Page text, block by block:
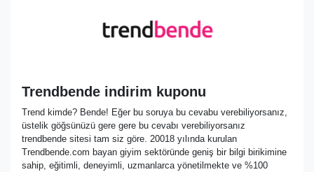
Trendbende indirim kuponu
Trend kimde? Bende! Eğer bu soruya bu cevabu verebiliyorsanız,
üstelik göğsünüzü gere gere bu cevabı verebiliyorsanız
trendbende sitesi tam siz göre. 20018 yılında kurulan
Trendbende.com bayan giyim sektöründe geniş bir bilgi birikimine
sahip, eğitimli, deneyimli, uzmanlarca yönetilmekte ve %100